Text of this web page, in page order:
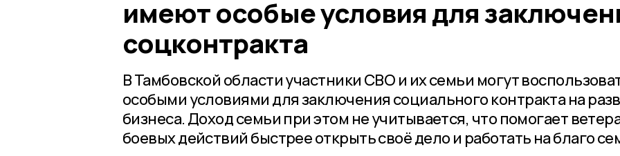
имеют особые условия для
соцконтракта
В Тамбовской области участники СВО и их семьи могут
особыми условиями для заключения социального контракта на
бизнеса. Доход семьи при этом не учитывается, что помогает
боевых действий быстрее открыть своё дело и работать на благо